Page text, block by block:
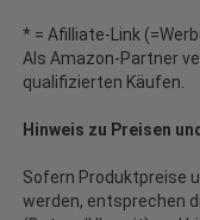
* = Afilliate-Link
Als Amazon-Partner
qualifizierten Käufen.
Hinweis zu Preisen
Sofern Produktpreise
werden, entsprechen